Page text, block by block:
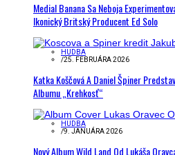
Medial Banana Sa Neboja
Ikonický Britský Producent Ed Solo
HUDBA
/25. FEBRUÁRA 2026
Katka Koščová A Daniel Špiner
Albumu „Krehkosť“
HUDBA
/9. JANUÁRA 2026
Nový Album Wild Land Od Lukáša